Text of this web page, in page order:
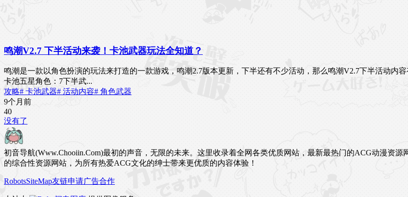
鸣潮V2.7 下半活动来袭！卡池武器玩法全知道？
鸣潮是一款以角色扮演的玩法来打造的一款游戏，鸣潮2.7版本更新，下半还有不少活动，那么鸣潮V2.7下半活动内
卡池五星角色：7下半武...
攻略# 卡池武器# 活动内容# 角色武器
9个月前
40
没有了
初音导航(Www.Chooiin.Com)最初的声音，无限的未来。这里收录着全网各类优质网站，最新最热门的ACG动漫资
的综合性资源网站，为所有热爱ACG文化的绅士带来更优质的内容体验！
RobotsSiteMap友链申请广告合作